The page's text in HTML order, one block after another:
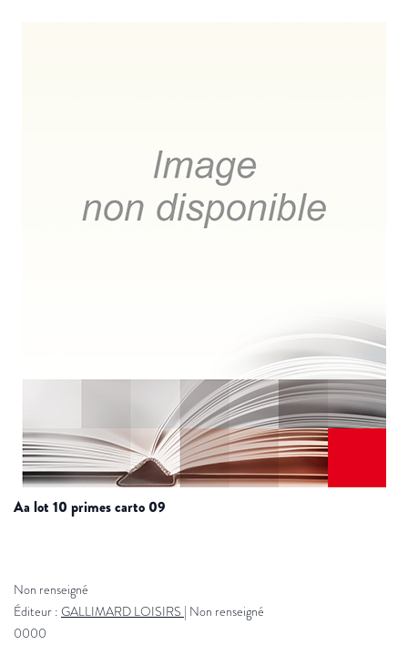
aa lot 10 primes carto 09
Non renseigné
Éditeur : GALLIMARD LOISIRS | Non renseigné
0000